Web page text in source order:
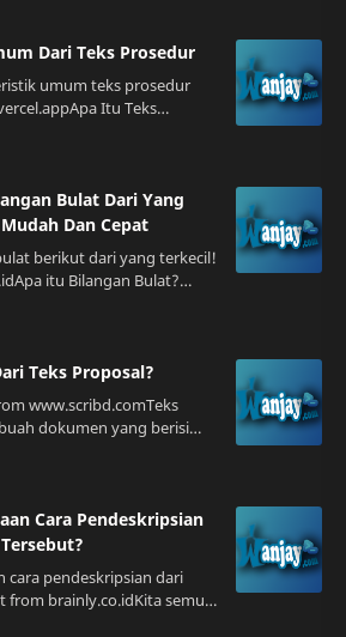
dan umbi-umbian adalah
Dari Teks Prosedur
umum teks prosedur
Itu Teks
adalah bagian dari
untuk menyampaikan
Bulat Dari Yang
Dan Cepat
berikut dari yang terkecil!
itu Bilangan Bulat?
himpunan dari angka yang
no…
Teks Proposal?
www.scribd.comTeks
dokumen yang berisi
untuk menyampaikan
tertentu. Teks proposal
Cara Pendeskripsian
cara pendeskripsian dari
from brainly.co.idKita semua
dapat ditulis dalam